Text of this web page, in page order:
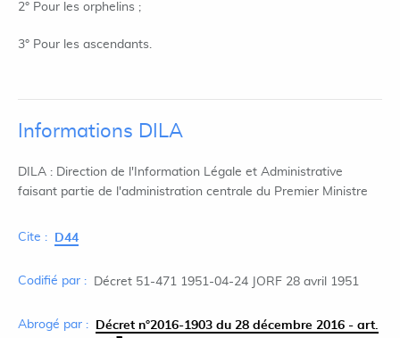
2° Pour les orphelins ;
3° Pour les ascendants.
Informations DILA
DILA : Direction de l'Information Légale et Administrative
faisant partie de l'administration centrale du Premier Ministre
Cite : D44
Codifié par : Décret 51-471 1951-04-24 JORF 28 avril 1951
Abrogé par :
Décret n°2016-1903 du 28 décembre 2016 - art.